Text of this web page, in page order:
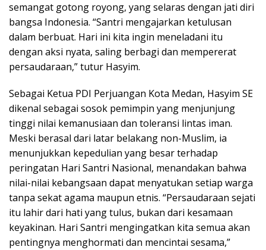
semangat gotong royong, yang selaras dengan jati diri
bangsa Indonesia. “Santri mengajarkan ketulusan
dalam berbuat. Hari ini kita ingin meneladani itu
dengan aksi nyata, saling berbagi dan mempererat
persaudaraan,” tutur Hasyim.
Sebagai Ketua PDI Perjuangan Kota Medan, Hasyim SE
dikenal sebagai sosok pemimpin yang menjunjung
tinggi nilai kemanusiaan dan toleransi lintas iman.
Meski berasal dari latar belakang non-Muslim, ia
menunjukkan kepedulian yang besar terhadap
peringatan Hari Santri Nasional, menandakan bahwa
nilai-nilai kebangsaan dapat menyatukan setiap warga
tanpa sekat agama maupun etnis. “Persaudaraan sejati
itu lahir dari hati yang tulus, bukan dari kesamaan
keyakinan. Hari Santri mengingatkan kita semua akan
pentingnya menghormati dan mencintai sesama,”